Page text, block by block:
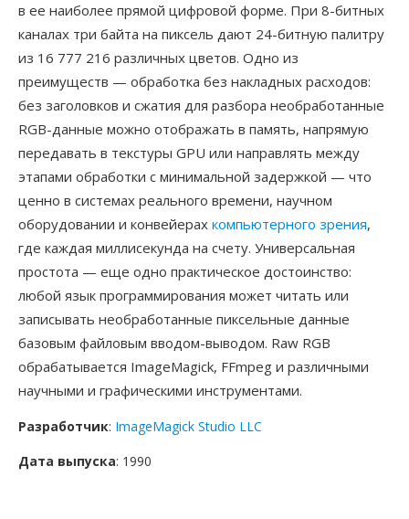
в ее наиболее прямой цифровой форме. При 8-битных
каналах три байта на пиксель дают 24-битную палитру
из 16 777 216 различных цветов. Одно из
преимуществ — обработка без накладных расходов:
без заголовков и сжатия для разбора необработанные
RGB-данные можно отображать в память, напрямую
передавать в текстуры GPU или направлять между
этапами обработки с минимальной задержкой — что
ценно в системах реального времени, научном
оборудовании и конвейерах компьютерного зрения,
где каждая миллисекунда на счету. Универсальная
простота — еще одно практическое достоинство:
любой язык программирования может читать или
записывать необработанные пиксельные данные
базовым файловым вводом-выводом. Raw RGB
обрабатывается ImageMagick, FFmpeg и различными
научными и графическими инструментами.
Разработчик: ImageMagick Studio LLC
Дата выпуска: 1990